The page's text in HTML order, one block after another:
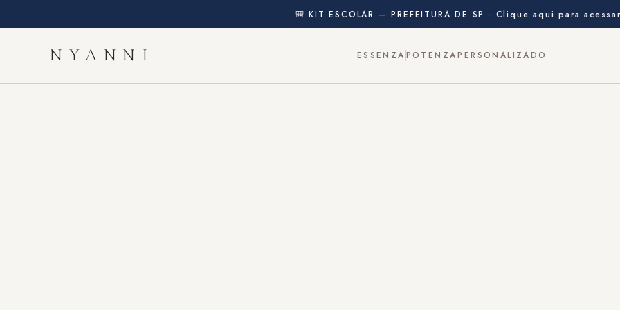
🎒 KIT ESCOLAR — PREFEITURA DE SP · Clique aqui para
NYANNI ESSENZA POTENZAPERSONALIZADO